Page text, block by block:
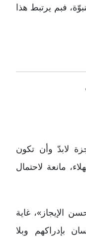
فبم يرتبط هذا
لابدّ وأن تكون
مانعة لاحتمال
الإيجاز»، غاية
بإدراكهم وبلا